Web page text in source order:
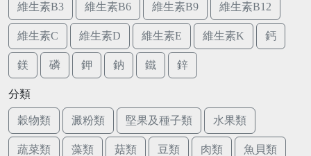
維生素B3 維生素B6 維生素B9 維生素B12
維生素C 維生素D 維生素E 維生素K 鈣
鎂 磷 鉀 鈉 鐵 鋅
分類
穀物類 澱粉類 堅果及種子類 水果類
蔬菜類 藻類 菇類 豆類 肉類 魚貝類